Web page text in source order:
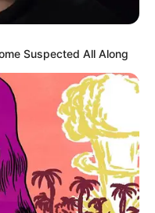
Suspected All Along